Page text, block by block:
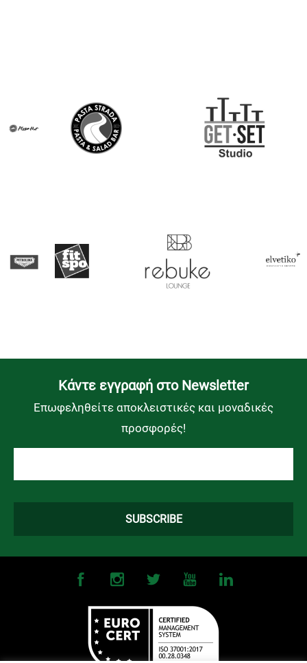
Kάντε εγγραφή στο Newsletter
Επωφεληθείτε αποκλειστικές και μοναδικές
προσφορές!